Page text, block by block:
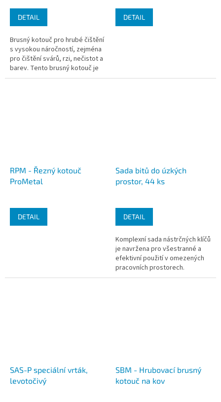
DETAIL
Brusný kotouč pro hrubé čištění
s vysokou náročností, zejména
pro čištění svárů, rzi, nečistot a
barev. Tento brusný kotouč je
vhodný pro broušení
DETAIL
RPM - Řezný kotouč
ProMetal
DETAIL
Sada bitů do úzkých
prostor, 44 ks
DETAIL
Komplexní sada nástrčných klíčů
je navržena pro všestranné a
efektivní použití v omezených
pracovních prostorech.
SAS-P speciální vrták,
levotočivý
SBM - Hrubovací brusný
kotouč na kov